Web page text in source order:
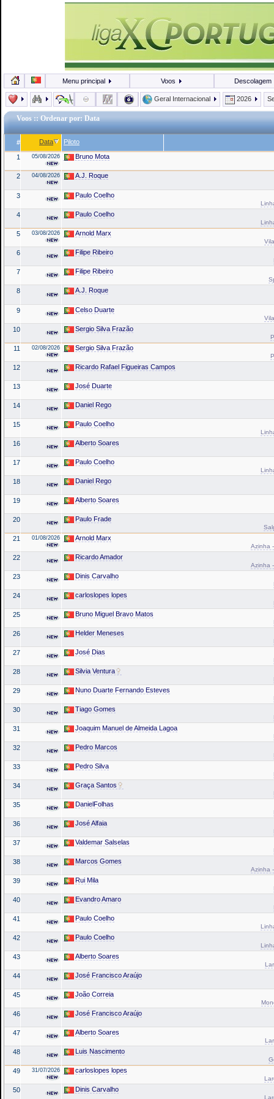
Menu principal Voos Descolagem
Geral Internacional 2026
Voos :: Ordenar por: Data
# Data Piloto
1 05/08/2026 Bruno Mota
2 04/08/2026 A.J. Roque
3 Paulo Coelho
4 Paulo Coelho
5 03/08/2026 Arnold Marx
6 Filipe Ribeiro
7 Filipe Ribeiro
8 A.J. Roque
9 Celso Duarte
10 Sergio Silva Frazão
11 02/08/2026 Sergio Silva Frazão
12 Ricardo Rafael Figueiras Campos
13 José Duarte
14 Daniel Rego
15 Paulo Coelho
16 Alberto Soares
17 Paulo Coelho
18 Daniel Rego
19 Alberto Soares
20 Paulo Frade
21 01/08/2026 Arnold Marx
Azinha
22 Ricardo Amador
Azinha
23 Dinis Carvalho
24 carloslopes lopes
25 Bruno Miguel Bravo Matos
26 Helder Meneses
27 José Dias
28 Silvia Ventura
29 Nuno Duarte Fernando Esteves
30 Tiago Gomes
31 Joaquim Manuel de Almeida Lagoa
32 Pedro Marcos
33 Pedro Silva
34 Graça Santos
35 DanielFolhas
36 José Alfaia
37 Valdemar Salselas
38 Marcos Gomes
Azinha
39 Rui Mila
40 Evandro Amaro
41 Paulo Coelho
42 Paulo Coelho
43 Alberto Soares
44 José Francisco Araújo
45 João Correia
46 José Francisco Araújo
47 Alberto Soares
48 Luis Nascimento
49 31/07/2026 carloslopes lopes
50 Dinis Carvalho